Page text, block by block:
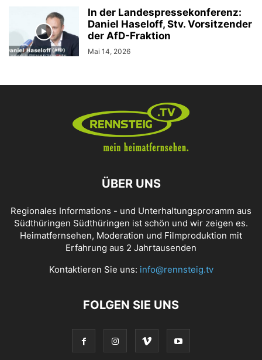
In der Landespressekonferenz:
Daniel Haseloff, Stv. Vorsitzender
der AfD-Fraktion
Mai 14, 2026
ÜBER UNS
Regionales Informations - und Unterhaltungsproramm aus
Südthüringen Südthüringen ist schön und wir zeigen es.
Heimatfernsehen, Moderation und Filmproduktion mit
Erfahrung aus 2 Jahrtausenden
Kontaktieren Sie uns: info@rennsteig.tv
FOLGEN SIE UNS